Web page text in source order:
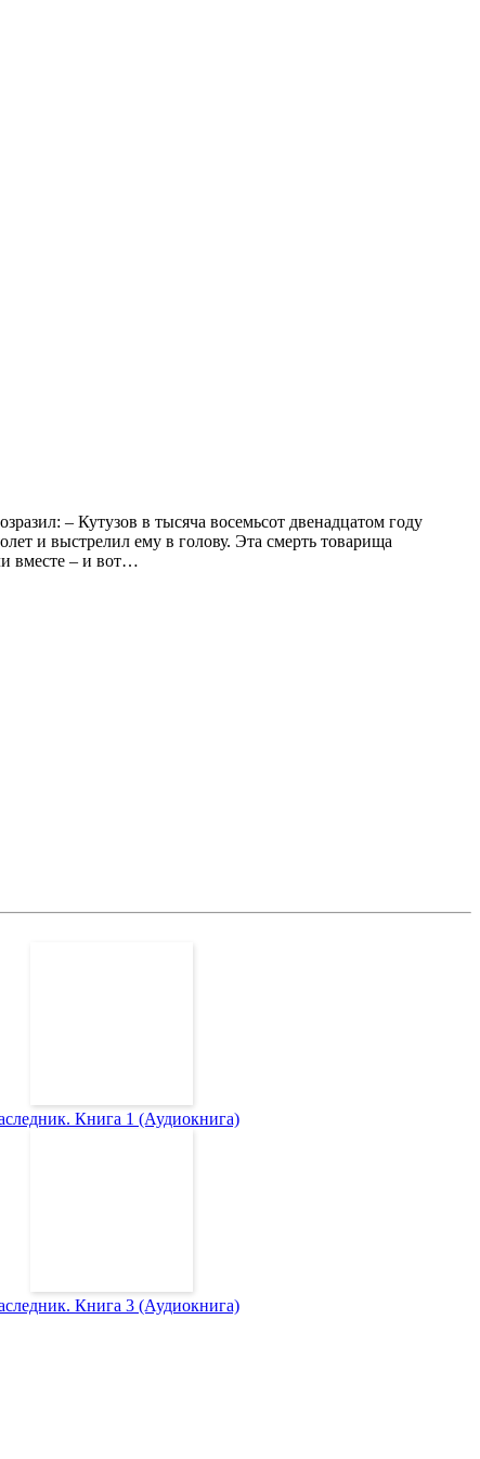
– Кутузов в тысяча восемьсот двенадцатом году
и выстрелил ему в голову. Эта смерть товарища
вместе – и вот…
Книга 1 (Аудиокнига)
Книга 3 (Аудиокнига)